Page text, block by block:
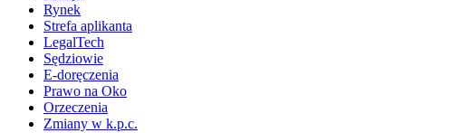
Rynek
Strefa aplikanta
LegalTech
Sędziowie
E-doręczenia
Prawo na Oko
Orzeczenia
Zmiany w k.p.c.